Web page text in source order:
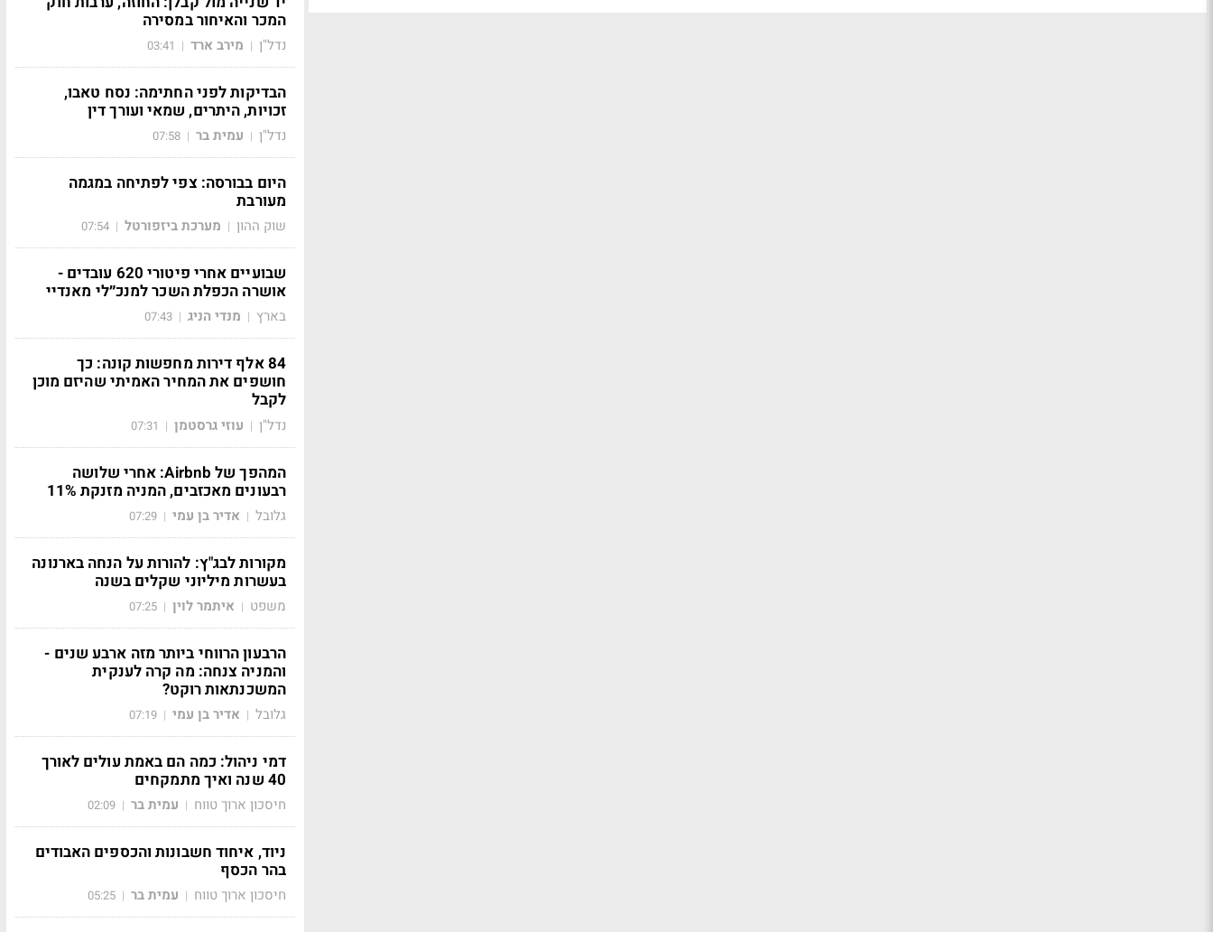
המכר והאיחור במסירה
נדל"ן | מירב ארד |
03:41
הבדיקות לפני החתימה: נסח טאבו,
זכויות, היתרים, שמאי ועורך דין
נדל"ן | עמית בר |
07:58
היום בבורסה: צפי לפתיחה במגמה
מעורבת
שוק ההון | מערכת ביזפורטל |
07:54
שבועיים אחרי פיטורי 620 עובדים -
אושרה הכפלת השכר למנכ״לי מאנדיי
בארץ | מנדי הניג |
07:43
84 אלף דירות מחפשות קונה: כך
חושפים את המחיר האמיתי שהיזם מוכן
לקבל
נדל"ן | עוזי גרסטמן |
07:31
המהפך של Airbnb: אחרי שלושה
רבעונים מאכזבים, המניה מזנקת 11%
גלובל | אדיר בן עמי |
07:29
מקורות לבג"ץ: להורות על הנחה בארנונה
בעשרות מיליוני שקלים בשנה
משפט | איתמר לוין |
07:25
הרבעון הרווחי ביותר מזה ארבע שנים -
והמניה צנחה: מה קרה לענקית
המשכנתאות רוקט?
גלובל | אדיר בן עמי |
07:19
דמי ניהול: כמה הם באמת עולים לאורך
40 שנה ואיך מתמקחים
חיסכון ארוך טווח | עמית בר |
02:09
ניוד, איחוד חשבונות והכספים האבודים
בהר הכסף
חיסכון ארוך טווח | עמית בר |
05:25